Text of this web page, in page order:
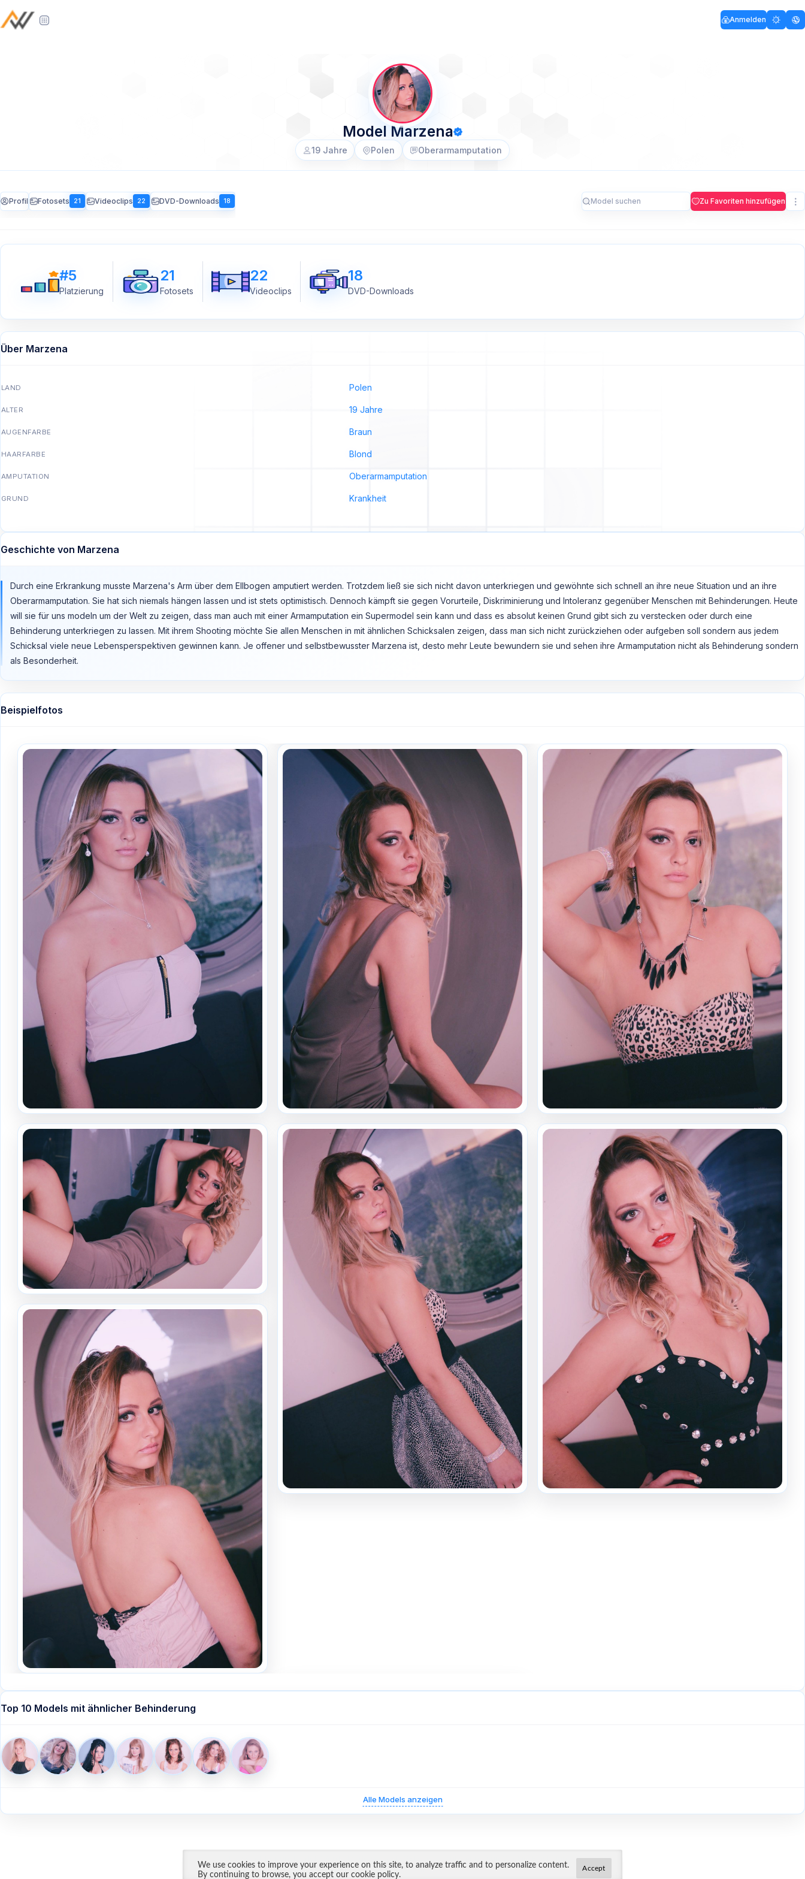
Anmelden
Model Marzena
19 Jahre Polen Oberarmamputation
Profil Fotosets 21 Videoclips 22 DVD-Downloads 18 Zu Favoriten hinzufügen
#5
Platzierung
21
Fotosets
22
Videoclips
18
DVD-Downloads
Über Marzena
LAND Polen
ALTER 19 Jahre
AUGENFARBE Braun
HAARFARBE Blond
AMPUTATION Oberarmamputation
GRUND Krankheit
Geschichte von Marzena
Durch eine Erkrankung musste Marzena's Arm über dem Ellbogen amputiert werden. Trotzdem ließ sie sich nicht davon unterkriegen und gewöhnte sich schnell an ihre neue Situation und an ihre
Oberarmamputation. Sie hat sich niemals hängen lassen und ist stets optimistisch. Dennoch kämpft sie gegen Vorurteile, Diskriminierung und Intoleranz gegenüber Menschen mit Behinderungen. Heute
will sie für uns modeln um der Welt zu zeigen, dass man auch mit einer Armamputation ein Supermodel sein kann und dass es absolut keinen Grund gibt sich zu verstecken oder durch eine
Behinderung unterkriegen zu lassen. Mit ihrem Shooting möchte Sie allen Menschen in mit ähnlichen Schicksalen zeigen, dass man sich nicht zurückziehen oder aufgeben soll sondern aus jedem
Schicksal viele neue Lebensperspektiven gewinnen kann. Je offener und selbstbewusster Marzena ist, desto mehr Leute bewundern sie und sehen ihre Armamputation nicht als Behinderung sondern
als Besonderheit.
Beispielfotos
Top 10 Models mit ähnlicher Behinderung
Alle Models anzeigen
Copyright 2026 · Ampworld
Cookie-Einstellungen
We use cookies to improve your experience on this site, to analyze traffic and to personalize content.
By continuing to browse, you accept our cookie policy.
Accept